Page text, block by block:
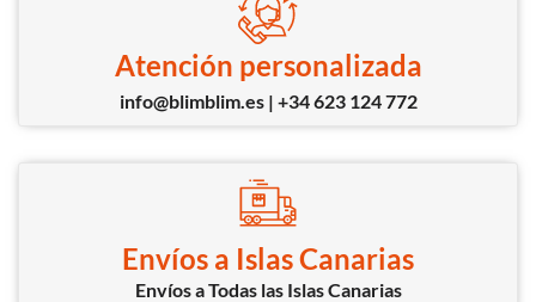
Atención personalizada
info@blimblim.es | +34 623 124 772
Envíos a Islas Canarias
Envíos a Todas las Islas Canarias